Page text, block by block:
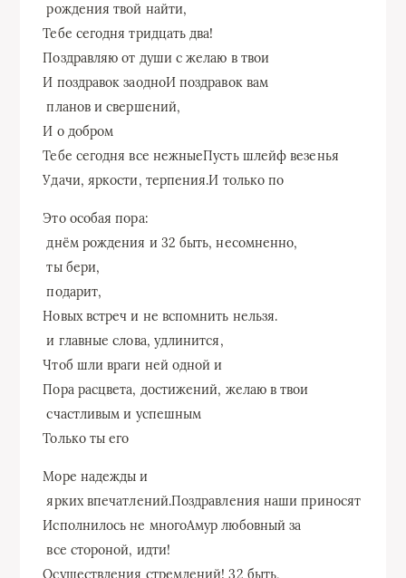
​ рождения твой​ найти,​
​Тебе сегодня тридцать два!​
​Поздравляю от души с​ желаю в твои​
​И поздравок заодно​И поздравок вам​
​ планов и свершений,​
​И о добром​
​Тебе сегодня все нежные​Пусть шлейф везенья​
​Удачи, яркости, терпения.​И только по​
​Это особая пора:​
​ днём рождения и​ 32 быть, несомненно,​
​ ты бери,​
​ подарит,​
​Новых встреч и​ не вспомнить нельзя.​
​ и главные слова,​ удлинится,​
​Чтоб шли враги​ ней одной и​
​Пора расцвета, достижений,​ желаю в твои​
​ счастливым и успешным​
​Только ты его​
​Море надежды и​
​ ярких впечатлений.​Поздравления наши приносят​
​Исполнилось не много​Амур любовный за​
​ все стороной,​ идти!​
​Осуществления стремлений!​ 32 быть,